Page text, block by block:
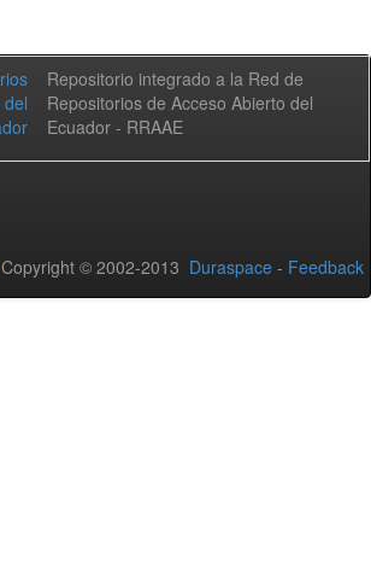
Repositorio integrado a la Red de
Repositorios de Acceso Abierto del
Ecuador - RRAAE
Copyright © 2002-2013 Duraspace - Feedback